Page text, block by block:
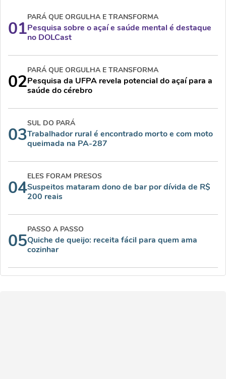
01
PARÁ QUE ORGULHA E TRANSFORMA
Pesquisa sobre o açaí e saúde mental é destaque
no DOLCast
02
PARÁ QUE ORGULHA E TRANSFORMA
Pesquisa da UFPA revela potencial do açaí para a
saúde do cérebro
03
SUL DO PARÁ
Trabalhador rural é encontrado morto e com moto
queimada na PA-287
04
ELES FORAM PRESOS
Suspeitos mataram dono de bar por dívida de R$
200 reais
05
PASSO A PASSO
Quiche de queijo: receita fácil para quem ama
cozinhar